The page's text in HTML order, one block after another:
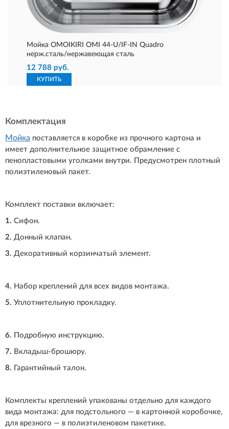
Мойка OMOIKIRI OMI 44-U/IF-IN Quadro
нерж.сталь/нержавеющая сталь
12 788 руб.
КУПИТЬ
Комплектация
Мойка поставляется в коробке из прочного картона и
имеет дополнительное защитное обрамление с
пенопластовыми уголками внутри. Предусмотрен плотный
полиэтиленовый пакет.
Комплект поставки включает:
1. Сифон.
2. Донный клапан.
3. Декоративный корзинчатый элемент.
4. Набор креплений для всех видов монтажа.
5. Уплотнительную прокладку.
6. Подробную инструкцию.
7. Вкладыш-брошюру.
8. Гарантийный талон.
Комплекты креплений упакованы отдельно для каждого
вида монтажа: для подстольного — в картонной коробочке,
для врезного — в полиэтиленовом пакетике.